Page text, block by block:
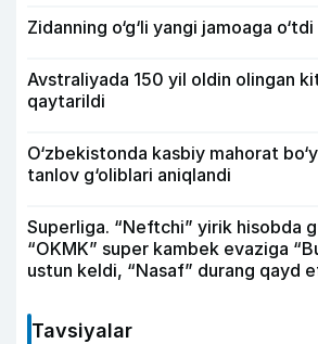
Zidanning o‘g‘li yangi jamoaga o‘tdi
Avstraliyada 150 yil oldin olingan
qaytarildi
O‘zbekistonda kasbiy mahorat
tanlov g‘oliblari aniqlandi
Superliga. “Neftchi” yirik hisobda
“OKMK” super kambek evaziga
ustun keldi, “Nasaf” durang qayd
Tavsiyalar